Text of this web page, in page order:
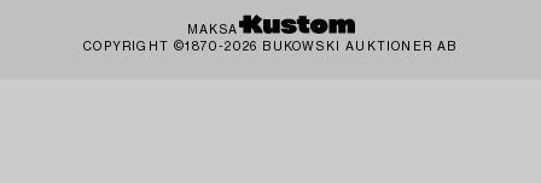
MAKSA
COPYRIGHT ©1870-2026 BUKOWSKI AUKTIONER AB